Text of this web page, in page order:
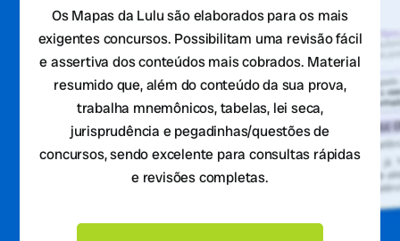
Os Mapas da Lulu são elaborados para os mais
exigentes concursos. Possibilitam uma revisão fácil
e assertiva dos conteúdos mais cobrados. Material
resumido que, além do conteúdo da sua prova,
trabalha mnemônicos, tabelas, lei seca,
jurisprudência e pegadinhas/questões de
concursos, sendo excelente para consultas rápidas
e revisões completas.